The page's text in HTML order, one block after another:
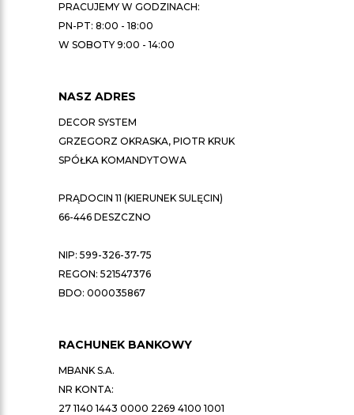
PRACUJEMY W GODZINACH:
PN-PT: 8:00 - 18:00
W SOBOTY 9:00 - 14:00
NASZ ADRES
DECOR SYSTEM
GRZEGORZ OKRASKA, PIOTR KRUK
SPÓŁKA KOMANDYTOWA
PRĄDOCIN 11 (KIERUNEK SULĘCIN)
66-446 DESZCZNO
NIP: 599-326-37-75
REGON: 521547376
BDO: 000035867
RACHUNEK BANKOWY
MBANK S.A.
NR KONTA:
27 1140 1443 0000 2269 4100 1001